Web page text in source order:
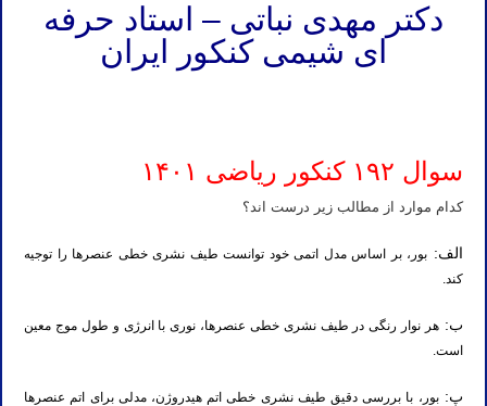
دکتر مهدی نباتی – استاد حرفه
ای شیمی کنکور ایران
سوال ۱۹۲ کنکور ریاضی ۱۴۰۱
کدام موارد از مطالب زیر درست اند؟
الف: بور، بر اساس مدل اتمی خود توانست طیف نشری خطی عنصرها را توجیه
کند.
ب:هر نوار رنگی در طیف نشری خطی عنصرها، نوری با انرژی و طول موج معین
است.
پ:بور، با بررسی دقیق طیف نشری خطی اتم هیدروژن، مدلی برای اتم عنصرها